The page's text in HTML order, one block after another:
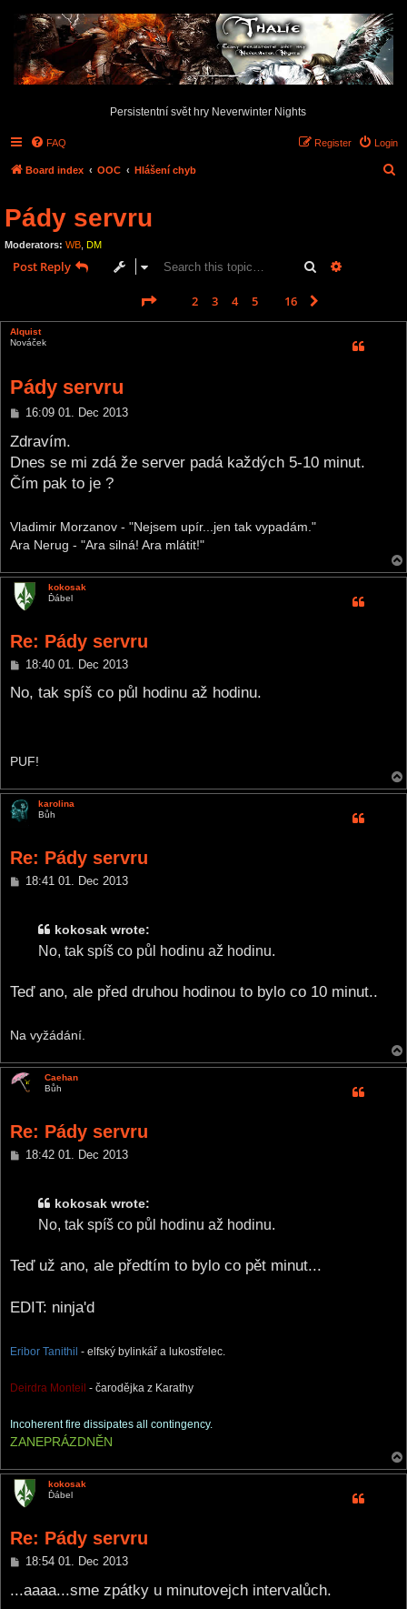
Persistentní svět hry Neverwinter Nights
FAQ Login
Register
Board index OOC Hlášení chyb
Pády servru
Moderators: WB DM
Post Reply Search
1of 16
2 3 4 5 16
Alquist
Nováček
Pády servru
P
s
16:09 01. Dec 2013
Zdravím.
Dnes se mi zdá že server padá každých 5-10 minut.
Čím pak to je ?
Vladimir Morzanov - "Nejsem upír...jen tak vypadám."
Ara Nerug - "Ara silná! Ara mlátit!"
kokosak
Ďábel
Re: Pády servru
P
s
18:40 01. Dec 2013
No, tak spíš co půl hodinu až hodinu.
PUF!
karolina
Bůh
Re: Pády servru
P18:41 01. Dec 2013
kokosak wrote:
No, tak spíš co půl hodinu až hodinu.
Teď ano, ale před druhou hodinou to bylo co 10 minut..
Na vyžádání.
Caehan
Bůh
Re: Pády servru
P18:42 01. Dec 2013
kokosak wrote:
No, tak spíš co půl hodinu až hodinu.
Teď už ano, ale předtím to bylo co pět minut...
EDIT: ninja'd
Eribor Tanithil - elfský bylinkář a lukostřelec.
Deirdra Monteil - čarodějka z Karathy
Incoherent fire dissipates all contingency.
ZANEPRÁZDNĚN
kokosak
Ďábel
Re: Pády servru
P
s
18:54 01. Dec 2013
...aaaa...sme zpátky u minutovejch intervalůch.